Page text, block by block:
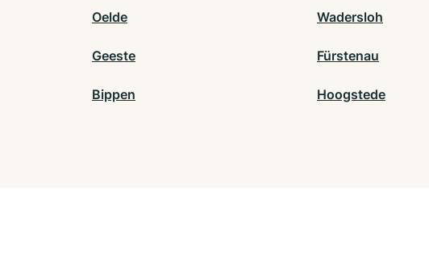
Oelde Wadersloh
Geeste Fürstenau
Bippen Hoogstede